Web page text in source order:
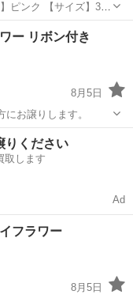
ピンク 【サイズ】30L
ランスに本
ー リボン付き
8月5日
お譲りします。
イフラワー
りください
取します
Ad
フラワー
8月5日